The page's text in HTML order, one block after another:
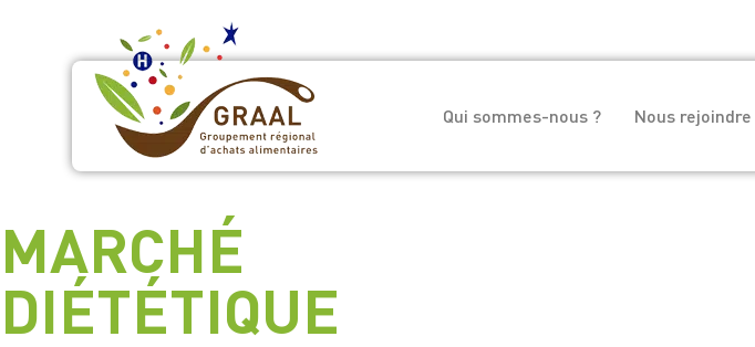
Qui sommes-nous ? Nous rejoindre
MARCHÉ
DIÉTÉTIQUE